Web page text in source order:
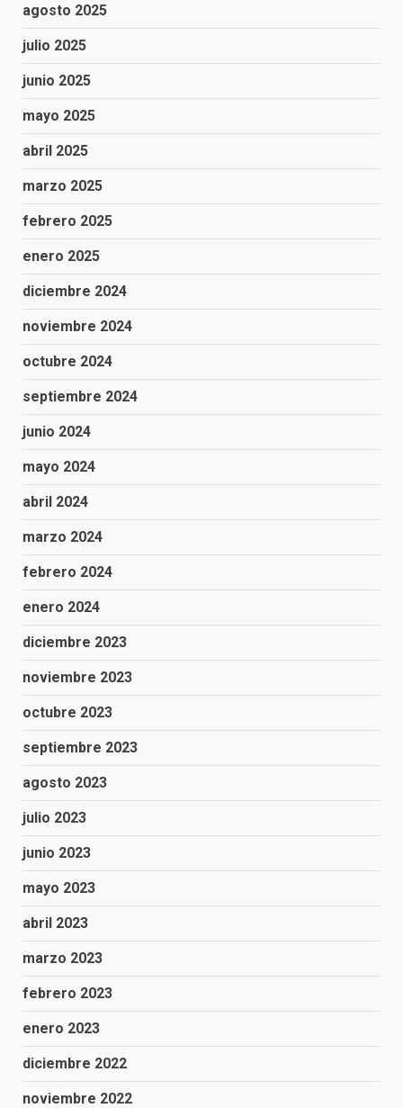
agosto 2025
julio 2025
junio 2025
mayo 2025
abril 2025
marzo 2025
febrero 2025
enero 2025
diciembre 2024
noviembre 2024
octubre 2024
septiembre 2024
junio 2024
mayo 2024
abril 2024
marzo 2024
febrero 2024
enero 2024
diciembre 2023
noviembre 2023
octubre 2023
septiembre 2023
agosto 2023
julio 2023
junio 2023
mayo 2023
abril 2023
marzo 2023
febrero 2023
enero 2023
diciembre 2022
noviembre 2022